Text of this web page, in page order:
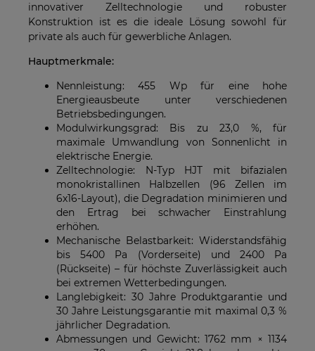
innovativer Zelltechnologie und robuster
Konstruktion ist es die ideale Lösung sowohl für
private als auch für gewerbliche Anlagen.
Hauptmerkmale:
Nennleistung: 455 Wp für eine hohe
Energieausbeute unter verschiedenen
Betriebsbedingungen.
Modulwirkungsgrad: Bis zu 23,0 %, für
maximale Umwandlung von Sonnenlicht in
elektrische Energie.
Zelltechnologie: N-Typ HJT mit bifazialen
monokristallinen Halbzellen (96 Zellen im
6x16-Layout), die Degradation minimieren und
den Ertrag bei schwacher Einstrahlung
erhöhen.
Mechanische Belastbarkeit: Widerstandsfähig
bis 5400 Pa (Vorderseite) und 2400 Pa
(Rückseite) – für höchste Zuverlässigkeit auch
bei extremen Wetterbedingungen.
Langlebigkeit: 30 Jahre Produktgarantie und
30 Jahre Leistungsgarantie mit maximal 0,3 %
jährlicher Degradation.
Abmessungen und Gewicht: 1762 mm × 1134